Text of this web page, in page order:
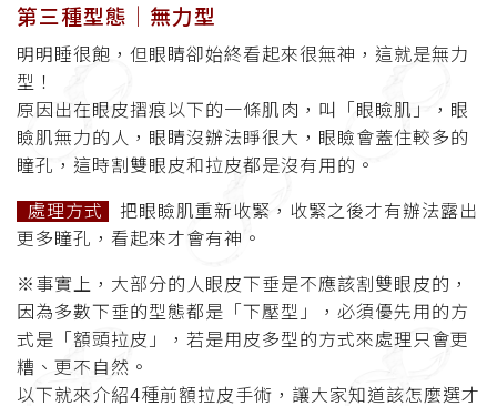
第三種型態│無力型
明明睡很飽，但眼睛卻始終看起來很無神，這就是無力
型！
原因出在眼皮摺痕以下的一條肌肉，叫「眼瞼肌」，眼
瞼肌無力的人，眼睛沒辦法睜很大，眼瞼會蓋住較多的
瞳孔，這時割雙眼皮和拉皮都是沒有用的。
處理方式
把眼瞼肌重新收緊，收緊之後才有辦法露出
更多瞳孔，看起來才會有神。
※事實上，大部分的人眼皮下垂是不應該割雙眼皮的，
因為多數下垂的型態都是「下壓型」，必須優先用的方
式是「額頭拉皮」，若是用皮多型的方式來處理只會更
糟、更不自然。
以下就來介紹4種前額拉皮手術，讓大家知道該怎麼選才